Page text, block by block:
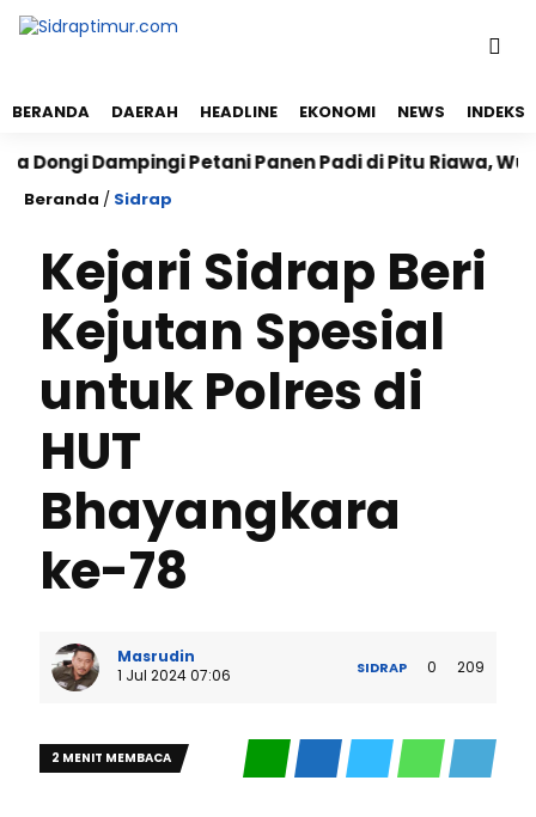
BERANDA DAERAH HEADLINE EKONOMI NEWS INDEKS
Dampingi Petani Panen Padi di Pitu Riawa,
Beranda / Sidrap
Kejari Sidrap Beri
Kejutan Spesial
untuk Polres di
HUT
Bhayangkara
ke-78
Masrudin
1 Jul 2024 07:06
SIDRAP 0 209
2 MENIT MEMBACA